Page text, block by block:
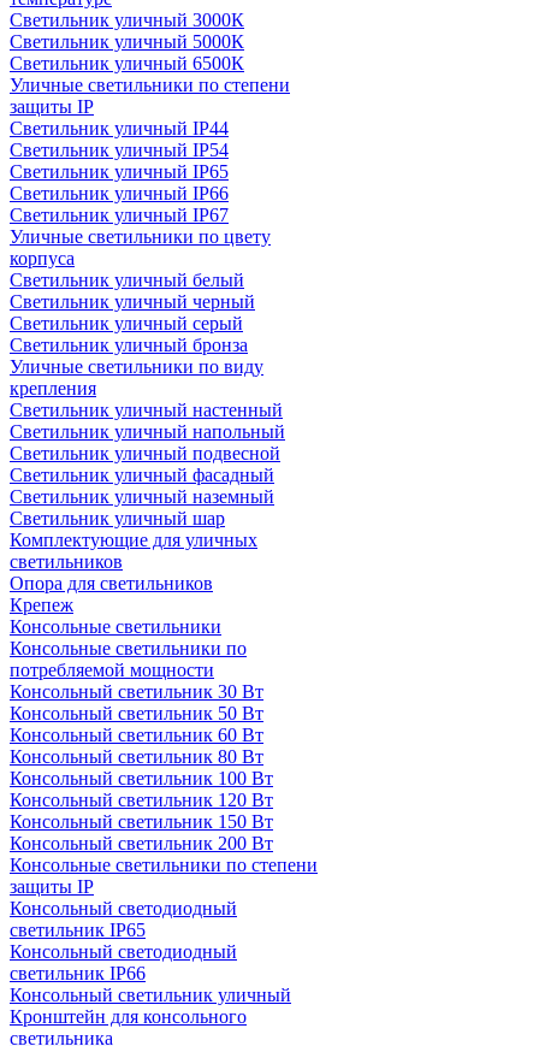
Cветильник уличный 3000К
Cветильник уличный 5000К
Cветильник уличный 6500К
Уличные светильники по степени
защиты IP
Светильник уличный IP44
Светильник уличный IP54
Светильник уличный IP65
Светильник уличный IP66
Светильник уличный IP67
Уличные светильники по цвету
корпуса
Светильник уличный белый
Светильник уличный черный
Светильник уличный серый
Светильник уличный бронза
Уличные светильники по виду
крепления
Светильник уличный настенный
Светильник уличный напольный
Светильник уличный подвесной
Светильник уличный фасадный
Светильник уличный наземный
Cветильник уличный шар
Комплектующие для уличных
светильников
Опора для светильников
Крепеж
Консольные светильники
Консольные светильники по
потребляемой мощности
Консольный светильник 30 Вт
Консольный светильник 50 Вт
Консольный светильник 60 Вт
Консольный светильник 80 Вт
Консольный светильник 100 Вт
Консольный светильник 120 Вт
Консольный светильник 150 Вт
Консольный светильник 200 Вт
Консольные светильники по степени
защиты IP
Консольный светодиодный
светильник IP65
Консольный светодиодный
светильник IP66
Консольный светильник уличный
Кронштейн для консольного
светильника